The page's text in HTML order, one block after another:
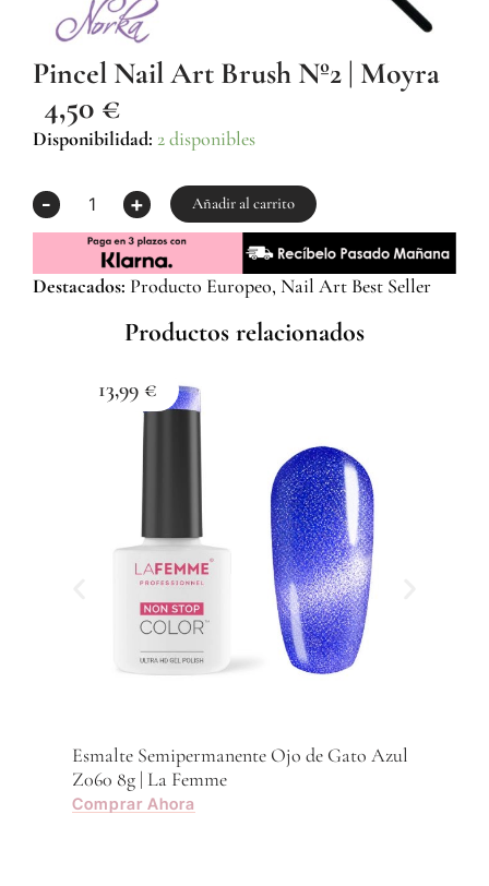
Pincel Nail Art Brush Nº2 | Moyra
4,50 €
Disponibilidad: 2 disponibles
-
Pincel
Brush
nº2
cantidad
+ Añadir al carrito
Destacados: Producto Europeo, Nail Art Best Seller
Productos relacionados
13,99 €
Esmalte Semipermanente Ojo de Gato Azul
Z060 8g | La Femme
Comprar Ahora